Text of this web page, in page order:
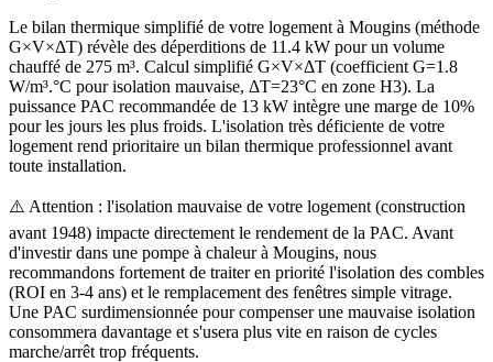
Le bilan thermique simplifié de votre logement à Mougins (méthode
G×V×ΔT) révèle des déperditions de 11.4 kW pour un volume
chauffé de 275 m³. Calcul simplifié G×V×ΔT (coefficient G=1.8
W/m³.°C pour isolation mauvaise, ΔT=23°C en zone H3). La
puissance PAC recommandée de 13 kW intègre une marge de 10%
pour les jours les plus froids. L'isolation très déficiente de votre
logement rend prioritaire un bilan thermique professionnel avant
toute installation.
⚠️ Attention : l'isolation mauvaise de votre logement (construction
avant 1948) impacte directement le rendement de la PAC. Avant
d'investir dans une pompe à chaleur à Mougins, nous
recommandons fortement de traiter en priorité l'isolation des combles
(ROI en 3-4 ans) et le remplacement des fenêtres simple vitrage.
Une PAC surdimensionnée pour compenser une mauvaise isolation
consommera davantage et s'usera plus vite en raison de cycles
marche/arrêt trop fréquents.